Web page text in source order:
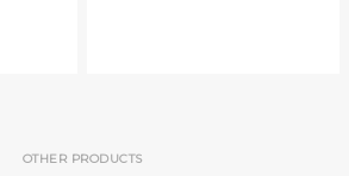
OTHER PRODUCTS